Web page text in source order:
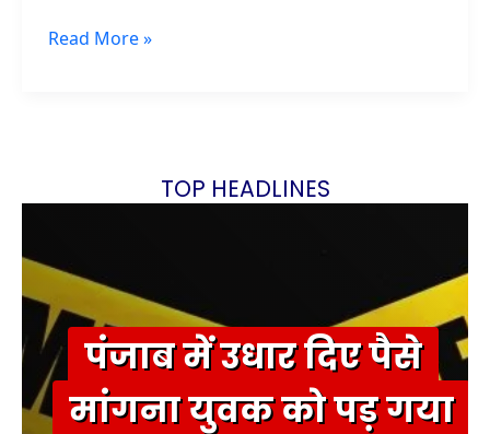
Read More »
TOP HEADLINES
पंजाब में उधार दिए पैसे
मांगना युवक को पड़ गया